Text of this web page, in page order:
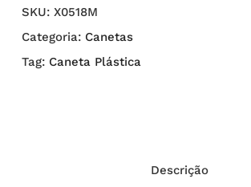
SKU: X0518M
Categoria: Canetas
Tag: Caneta Plástica
Descrição